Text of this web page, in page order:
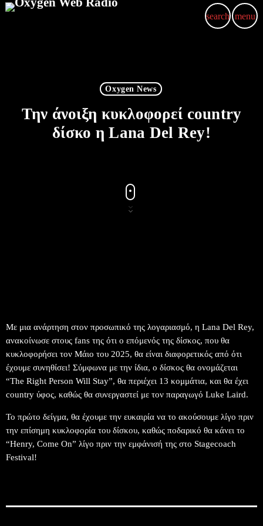
search menu
Oxygen News
Την άνοιξη κυκλοφορεί country
δίσκο η Lana Del Rey!
Με μια ανάρτηση στον προσωπικό της λογαριασμό, η Lana Del Rey,
ανακοίνωσε στους fans της ότι ο επόμενός της δίσκος, που θα
κυκλοφορήσει τον Μάιο του 2025, θα είναι διαφορετικός από ότι
έχουμε συνηθίσει! Σύμφωνα με την ίδια, ο δίσκος θα ονομάζεται
“The Right Person Will Stay”, θα περιέχει 13 κομμάτια, και θα έχει
country ύφος, καθώς θα συνεργαστεί με τον παραγωγό Luke Laird.
Το πρώτο δείγμα, θα έχουμε την ευκαιρία να το ακούσουμε λίγο πριν
την επίσημη κυκλοφορία του δίσκου, καθώς ποδαρικό θα κάνει το
“Henry, Come On” λίγο πριν την εμφάνισή της στο Stagecoach
Festival!